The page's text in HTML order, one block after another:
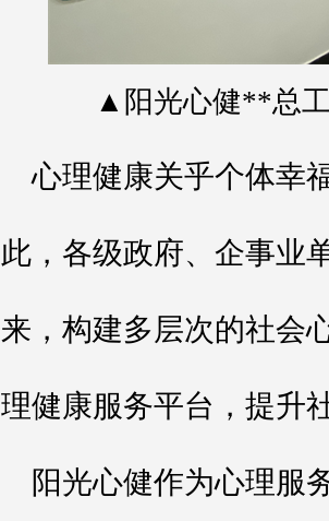
▲阳光心健**总
心理健康关乎个体幸
此，各级政府、企事业
来，构建多层次的社会
理健康服务平台，提升
阳光心健作为心理服